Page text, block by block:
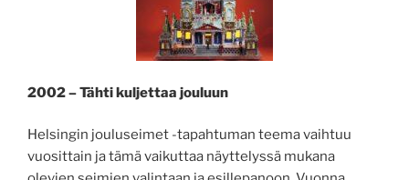
2002 – Tähti kuljettaa jouluun
Helsingin jouluseimet -tapahtuman teema vaihtuu
vuosittain ja tämä vaikuttaa näyttelyssä mukana